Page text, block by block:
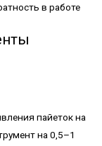
в работе
пайеток на
на 0,5–1